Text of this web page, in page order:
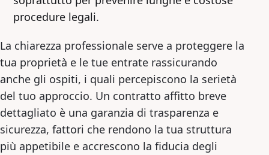
procedure legali.
La chiarezza professionale serve a proteggere la
tua proprietà e le tue entrate rassicurando
anche gli ospiti, i quali percepiscono la serietà
del tuo approccio. Un contratto affitto breve
dettagliato è una garanzia di trasparenza e
sicurezza, fattori che rendono la tua struttura
più appetibile e accrescono la fiducia degli